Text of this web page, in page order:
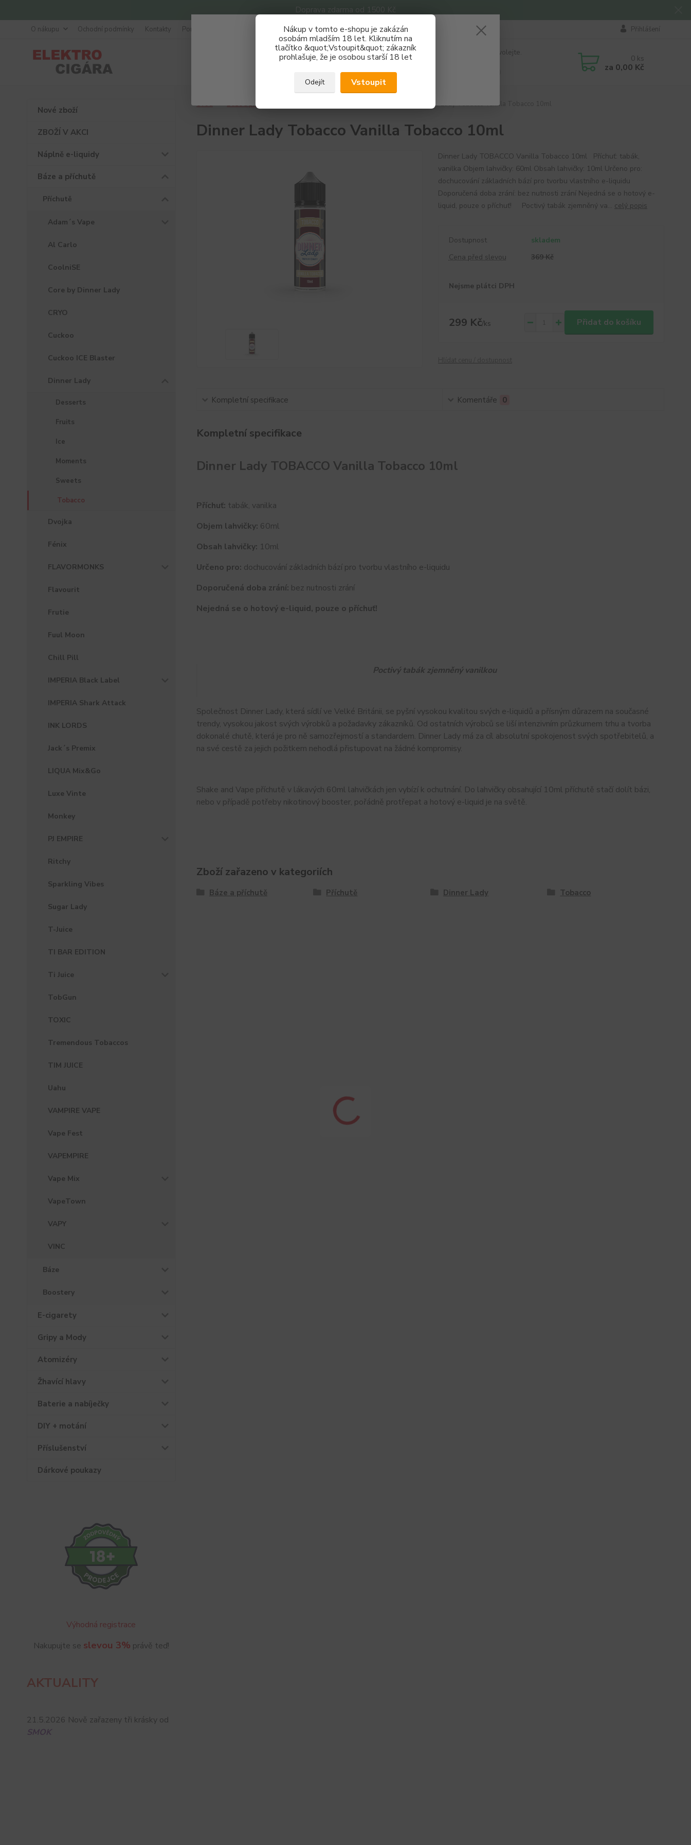
Doprava zdarma od 1500 Kč
Nákup v tomto e-shopu je zakázán
osobám mladším 18 let. Kliknutím na
tlačítko &quot;Vstoupit&quot; zákazník
prohlašuje, že je osobou starší 18 let
Odejít Vstoupit
O nákupu Ochodní podmínky Kontakty Poradna Přihlášení
Hledat
Nevíte si rady? Zavolejte.
0 ks
za 0,00 Kč
Nové zboží
ZBOŽÍ V AKCI
Náplně e-liquidy
Báze a příchutě
Příchutě
Adam´s Vape
Al Carlo
CoolniSE
Core by Dinner Lady
CRYO
Cuckoo
Cuckoo ICE Blaster
Dinner Lady
Desserts
Fruits
Ice
Moments
Sweets
Tobacco
Dvojka
Fénix
FLAVORMONKS
Flavourit
Frutie
Fuul Moon
Chill Pill
IMPERIA Black Label
IMPERIA Shark Attack
INK LORDS
Jack´s Premix
LIQUA Mix&Go
Luxe Vinte
Monkey
PJ EMPIRE
Ritchy
Sparkling Vibes
Sugar Lady
T-Juice
TI BAR EDITION
Ti Juice
TobGun
TOXIC
Tremendous Tobaccos
TIM JUICE
Uahu
VAMPIRE VAPE
Vape Fest
VAPEMPIRE
Vape Mix
VapeTown
VAPY
VINC
Báze
Boostery
E-cigarety
Gripy a Mody
Atomizéry
Žhavící hlavy
Baterie a nabíječky
DIY + motání
Příslušenství
Dárkové poukazy
Výhodná registrace
Nakupujte se slevou 3% právě teď!
AKTUALITY
21.5.2026 Nově zařazeny tři krásky od
SMOK
Úvod Báze a příchutě Dinner Lady Tobacco Vanilla Tobacco 10ml
Dinner Lady Tobacco Vanilla Tobacco 10ml
Dinner Lady TOBACCO Vanilla Tobacco 10ml Příchuť: tabák,
vanilka Objem lahvičky: 60ml Obsah lahvičky: 10ml Určeno pro:
dochucování základních bází pro tvorbu vlastního e-liquidu
Doporučená doba zrání: bez nutnosti zrání Nejedná se o hotový e-
liquid, pouze o příchuť! Poctivý tabák zjemněný va... celý popis
Dostupnost
skladem
Cena před slevou
369 Kč
Nejsme plátci DPH
299 Kč/ks Přidat do košíku
Kompletní specifikace Komentáře 0
Kompletní specifikace
Dinner Lady TOBACCO Vanilla Tobacco 10ml
Příchuť: tabák, vanilka
Objem lahvičky: 60ml
Obsah lahvičky: 10ml
Určeno pro: dochucování základních bází pro tvorbu vlastního e-liquidu
Doporučená doba zrání: bez nutnosti zrání
Nejedná se o hotový e-liquid, pouze o příchuť!
Poctivý tabák zjemněný vanilkou
Společnost Dinner Lady, která sídlí ve Velké Británii, se pyšní vysokou kvalitou svých e-liquidů a přísným důrazem na současné
trendy, vysokou jakost svých výrobků a požadavky zákazníků. Od ostatních výrobců se liší intenzivním průzkumem trhu a tvorba
dokonalé chutě, která je pro ně samozřejmostí a standardem. Dinner Lady má za cíl absolutní spokojenost svých spotřebitelů, a
na své cestě za jejich požitkem nehodlá přistupovat na žádné kompromisy.
Shake and Vape příchutě v lákavých 60ml lahvičkách jen vybízí k ochutnání. Do lahvičky obsahující 10ml příchutě stačí dolít bázi,
nebo v případě potřeby nikotinový booster, pořádně protřepat a hotový e-liquid je na světě.
Zboží zařazeno v kategoriích
Báze a příchutě Příchutě Dinner Lady Tobacco
Získej slevu 3%
Zaregistruj se a nakupuj se slevou právě teď!
REGISTRAČNÍ FORMULÁŘ
Zavřít